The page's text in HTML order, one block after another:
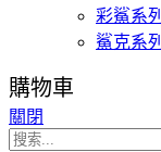
彩鯊系列
鯊克系列
購物車
關閉